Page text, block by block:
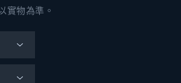
實物為準。